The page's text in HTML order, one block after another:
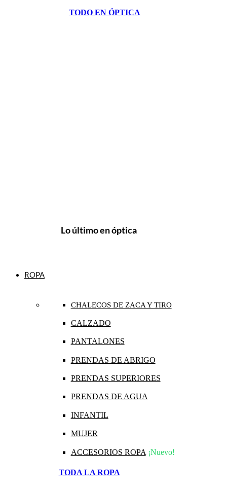
TODO EN ÓPTICA
Lo último en óptica
ROPA
CHALECOS DE ZACA Y TIRO
CALZADO
PANTALONES
PRENDAS DE ABRIGO
PRENDAS SUPERIORES
PRENDAS DE AGUA
INFANTIL
MUJER
ACCESORIOS ROPA ¡Nuevo!
TODA LA ROPA